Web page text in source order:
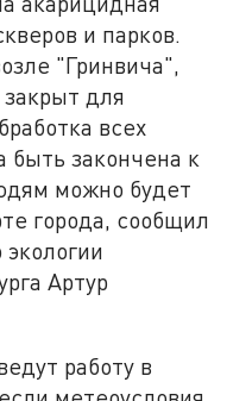
и парков.
"Гринвича",
закрыт для
всех
быть закончена к
можно будет
города, сообщил
Артур
работу в